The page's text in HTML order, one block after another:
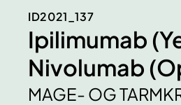
ID2021_137
Ipilimumab
Nivolumab
MAGE- OG